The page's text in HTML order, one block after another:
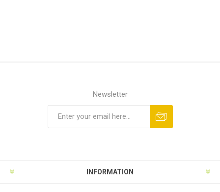
Newsletter
INFORMATION